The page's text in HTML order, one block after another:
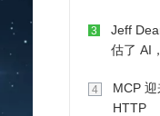
3
Jeff
估了 AI
4
MCP
HTTP